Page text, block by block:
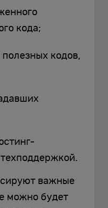
кода;
кодов,
важные
можно будет